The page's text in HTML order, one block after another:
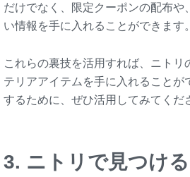
だけでなく、限定クーポンの配布
い情報を手に入れることができます。
これらの裏技を活用すれば、ニト
テリアアイテムを手に入れること
するために、ぜひ活用してみてくだ
3. ニトリで見つけ